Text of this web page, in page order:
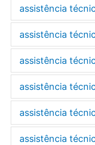
assistência
assistência
assistência
assistência
assistência
assistência